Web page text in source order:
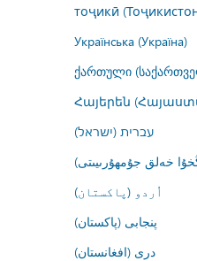
тоҷикӣ
Українська (Україна)
ქართული
Հայերեն
עברית (ישראל)
خەلق جۇمھۇرىيىتى)
اُردو (پاکستان)
پنجابی (پاکستان)
درى (افغانستان)